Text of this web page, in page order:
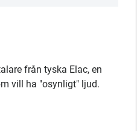
från tyska Elac, en
vill ha "osynligt" ljud.